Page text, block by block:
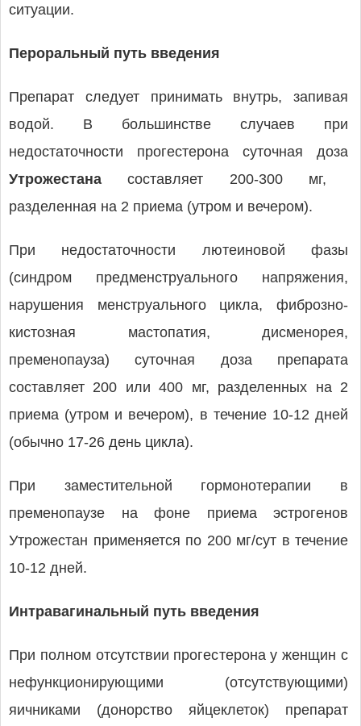
ситуации.
Пероральный путь введения
Препарат следует принимать внутрь, запивая
водой. В большинстве случаев при
недостаточности прогестерона суточная доза
Утрожестанасоставляет 200-300 мг,
разделенная на 2 приема (утром и вечером).
При недостаточности лютеиновой фазы
(синдром предменструального напряжения,
нарушения менструального цикла, фиброзно-
кистозная мастопатия, дисменорея,
пременопауза) суточная доза препарата
составляет 200 или 400 мг, разделенных на 2
приема (утром и вечером), в течение 10-12 дней
(обычно 17-26 день цикла).
При заместительной гормонотерапии в
пременопаузе на фоне приема эстрогенов
Утрожестан применяется по 200 мг/сут в течение
10-12 дней.
Интравагинальный путь введения
При полном отсутствии прогестерона у женщин с
нефункционирующими (отсутствующими)
яичниками (донорство яйцеклеток) препарат